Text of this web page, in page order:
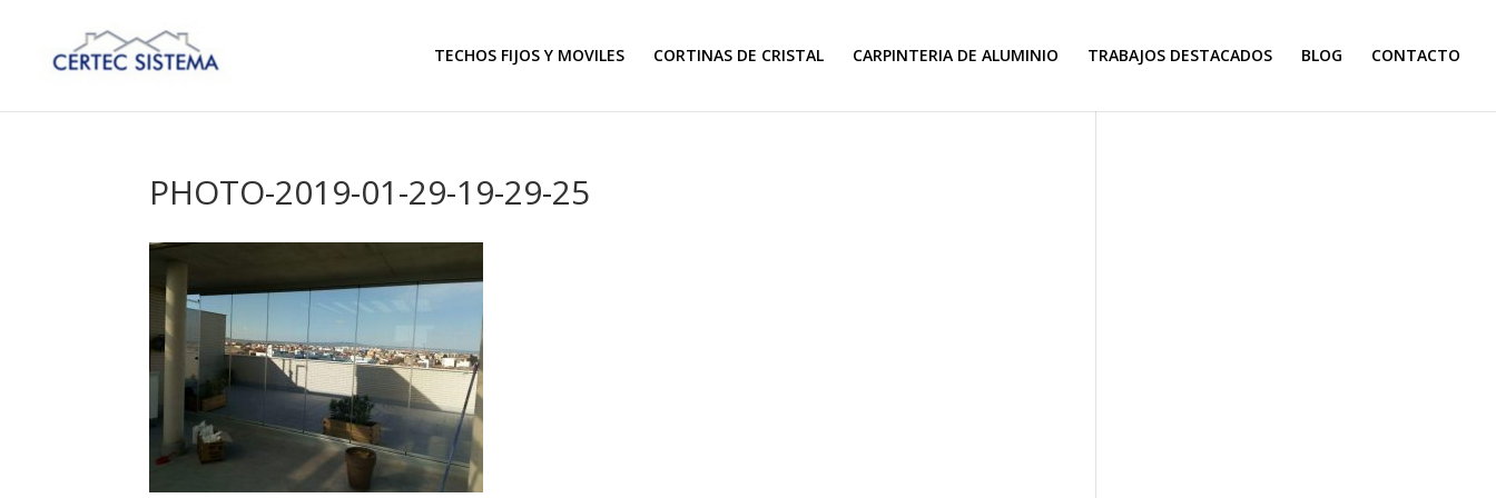
TECHOS FIJOS Y MOVILES CORTINAS DE CRISTAL CARPINTERIA DE ALUMINIO TRABAJOS DESTACADOS BLOG CONTACTO
PHOTO-2019-01-29-19-29-25